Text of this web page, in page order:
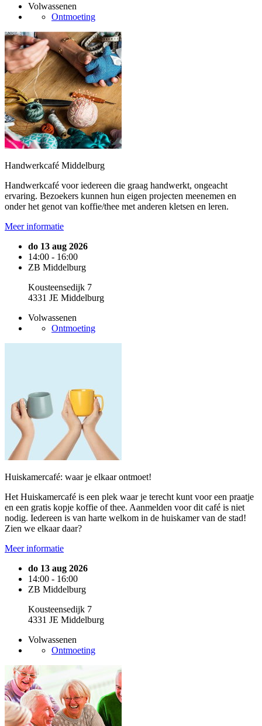
Volwassenen
Ontmoeting
Handwerkcafé Middelburg
Handwerkcafé voor iedereen die graag handwerkt, ongeacht
ervaring. Bezoekers kunnen hun eigen projecten meenemen en
onder het genot van koffie/thee met anderen kletsen en leren.
Meer informatie
do 13 aug 2026
14:00 - 16:00
ZB Middelburg
Kousteensedijk 7
4331 JE Middelburg
Volwassenen
Ontmoeting
Huiskamercafé: waar je elkaar ontmoet!
Het Huiskamercafé is een plek waar je terecht kunt voor een praatje
en een gratis kopje koffie of thee. Aanmelden voor dit café is niet
nodig. Iedereen is van harte welkom in de huiskamer van de stad!
Zien we elkaar daar?
Meer informatie
do 13 aug 2026
14:00 - 16:00
ZB Middelburg
Kousteensedijk 7
4331 JE Middelburg
Volwassenen
Ontmoeting